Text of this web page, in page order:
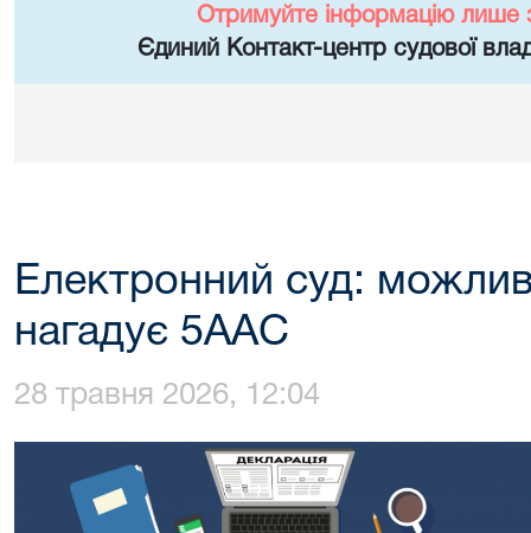
Отримуйте інформацію лише
Єдиний Контакт-центр судової
Електронний суд:
нагадує 5ААС
28 травня 2026, 12:04